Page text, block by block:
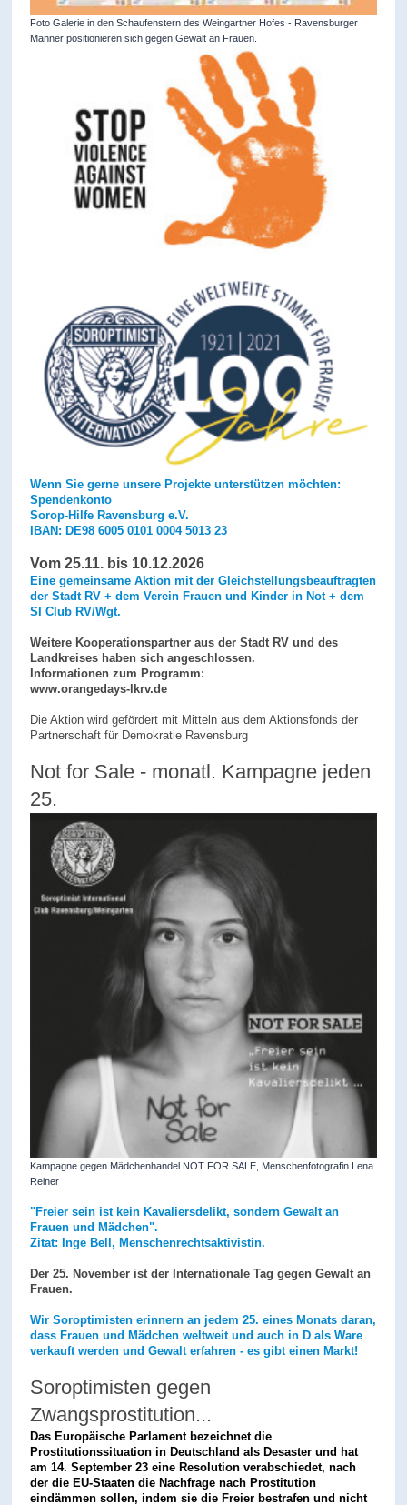
Foto Galerie in den Schaufenstern des Weingartner Hofes - Ravensburger
Männer positionieren sich gegen Gewalt an Frauen.
Wenn Sie gerne unsere Projekte unterstützen möchten:
Spendenkonto
Sorop-Hilfe Ravensburg e.V.
IBAN: DE98 6005 0101 0004 5013 23
Vom 25.11. bis 10.12.2026
Eine gemeinsame Aktion mit der Gleichstellungsbeauftragten
der Stadt RV + dem Verein Frauen und Kinder in Not + dem
SI Club RV/Wgt.
Weitere Kooperationspartner aus der Stadt RV und des
Landkreises haben sich angeschlossen.
Informationen zum Programm:
www.orangedays-lkrv.de
Die Aktion wird gefördert mit Mitteln aus dem Aktionsfonds der
Partnerschaft für Demokratie Ravensburg
Not for Sale - monatl. Kampagne jeden
25.
Kampagne gegen Mädchenhandel NOT FOR SALE, Menschenfotografin Lena
Reiner
"Freier sein ist kein Kavaliersdelikt, sondern Gewalt an
Frauen und Mädchen".
Zitat: Inge Bell, Menschenrechtsaktivistin.
Der 25. November ist der Internationale Tag gegen Gewalt an
Frauen.
Wir Soroptimisten erinnern an jedem 25. eines Monats daran,
dass Frauen und Mädchen weltweit und auch in D als Ware
verkauft werden und Gewalt erfahren - es gibt einen Markt!
Soroptimisten gegen
Zwangsprostitution...
Das Europäische Parlament bezeichnet die
Prostitutionssituation in Deutschland als Desaster und hat
am 14. September 23 eine Resolution verabschiedet, nach
der die EU-Staaten die Nachfrage nach Prostitution
eindämmen sollen, indem sie die Freier bestrafen und nicht